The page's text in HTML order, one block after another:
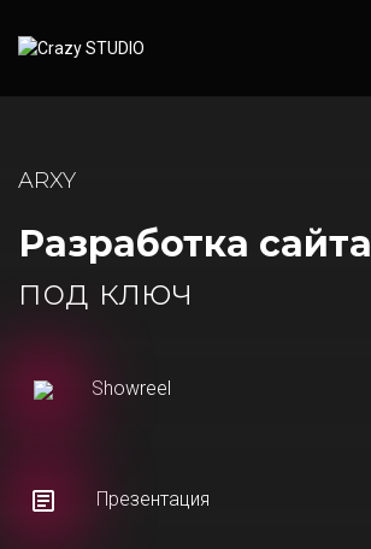
ARXY
Разработка сайта
под ключ
Showreel
Презентация